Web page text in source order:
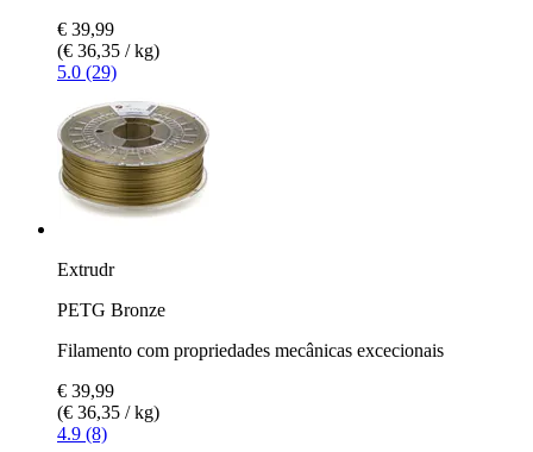
€ 39,99
(€ 36,35 / kg)
5.0 (29)
Extrudr
PETG Bronze
Filamento com propriedades mecânicas excecionais
€ 39,99
(€ 36,35 / kg)
4.9 (8)